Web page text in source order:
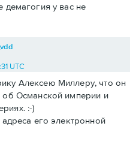
демагогия у вас не
UTC
Алексею Миллеру, что он
об Османской империи и
:-)
адреса его электронной